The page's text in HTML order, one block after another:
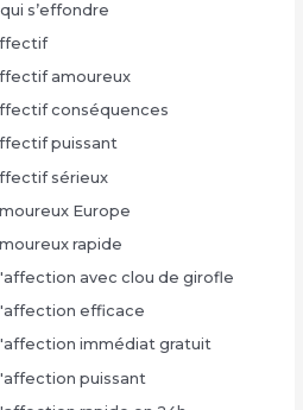
s’effondre
amoureux
conséquences
puissant
sérieux
Europe
rapide
avec clou de girofle
efficace
immédiat gratuit
puissant